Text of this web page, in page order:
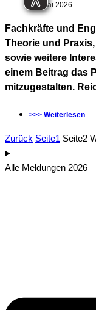
17. Mai 2026
Fachkräfte und
Theorie und
sowie weitere
einem Beitrag das
mitzugestalten.
>>> Weiterlesen
Zurück Seite1 Seite2
Alle Meldungen 2026